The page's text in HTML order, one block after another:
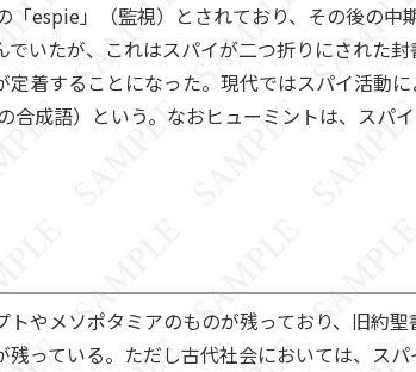
espie」（監視）とされており、その後の中
いたが、これはスパイが二つ折りにされた
着することになった。現代ではスパイ活動
成語）という。なおヒューミントは、スパ
やメソポタミアのものが残っており、旧約
っている。ただし古代社会においては、ス